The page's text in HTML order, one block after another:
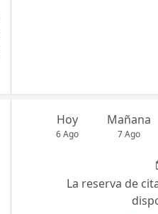
Hoy
6 Ago
Mañana
7 Ago
La reserva de